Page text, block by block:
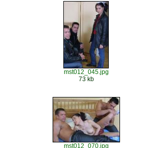
mst012_045.jpg
73 kb
mst012_070.jpg